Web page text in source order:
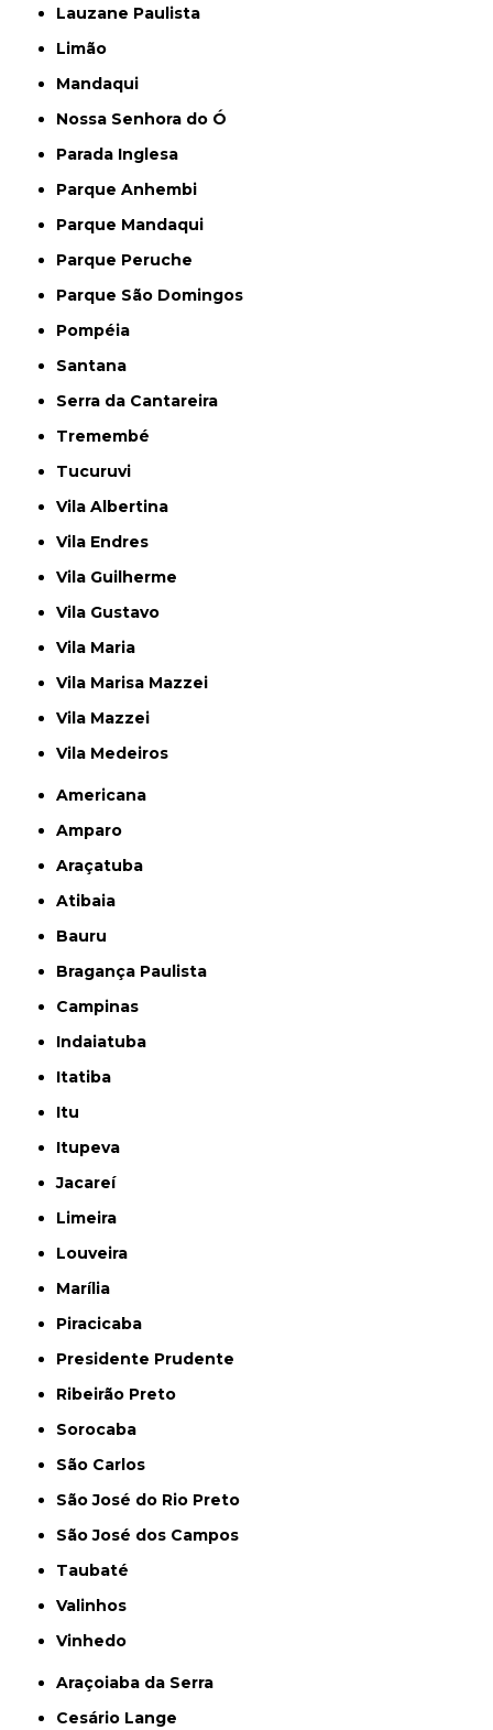
Lauzane Paulista
Limão
Mandaqui
Nossa Senhora do Ó
Parada Inglesa
Parque Anhembi
Parque Mandaqui
Parque Peruche
Parque São Domingos
Pompéia
Santana
Serra da Cantareira
Tremembé
Tucuruvi
Vila Albertina
Vila Endres
Vila Guilherme
Vila Gustavo
Vila Maria
Vila Marisa Mazzei
Vila Mazzei
Vila Medeiros
Americana
Amparo
Araçatuba
Atibaia
Bauru
Bragança Paulista
Campinas
Indaiatuba
Itatiba
Itu
Itupeva
Jacareí
Limeira
Louveira
Marília
Piracicaba
Presidente Prudente
Ribeirão Preto
Sorocaba
São Carlos
São José do Rio Preto
São José dos Campos
Taubaté
Valinhos
Vinhedo
Araçoiaba da Serra
Cesário Lange